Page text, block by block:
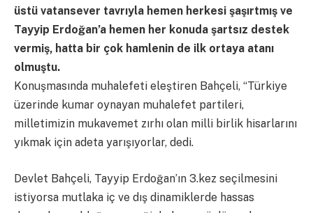
üstü vatansever tavrıyla hemen herkesi şaşırtmış ve
Tayyip Erdoğan’a hemen her konuda şartsız destek
vermiş, hatta bir çok hamlenin de ilk ortaya atanı
olmuştu.
Konuşmasında muhalefeti eleştiren Bahçeli, “Türkiye
üzerinde kumar oynayan muhalefet partileri,
milletimizin mukavemet zırhı olan milli birlik hisarlarını
yıkmak için adeta yarışıyorlar, dedi.
Devlet Bahçeli, Tayyip Erdoğan’ın 3.kez seçilmesini
istiyorsa mutlaka iç ve dış dinamiklerde hassas